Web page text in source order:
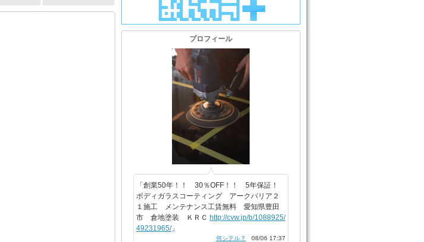
プロフィール
「創業50年！！ 30％OFF！！ 5年保証！
ボディガラスコーティング アークバリア２
１施工 メンテナンス工賃無料 愛知県豊田
市 倉地塗装 ＫＲＣ http://cvw.jp/b/1088925/
49231965/」
何シテル？ 08/06 17:37